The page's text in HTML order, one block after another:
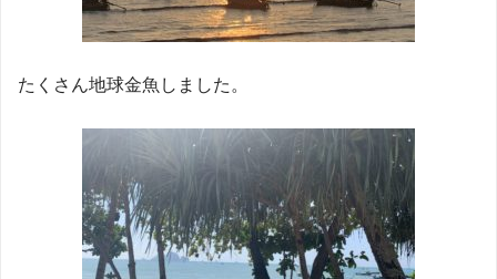
たくさん地球金魚しました。